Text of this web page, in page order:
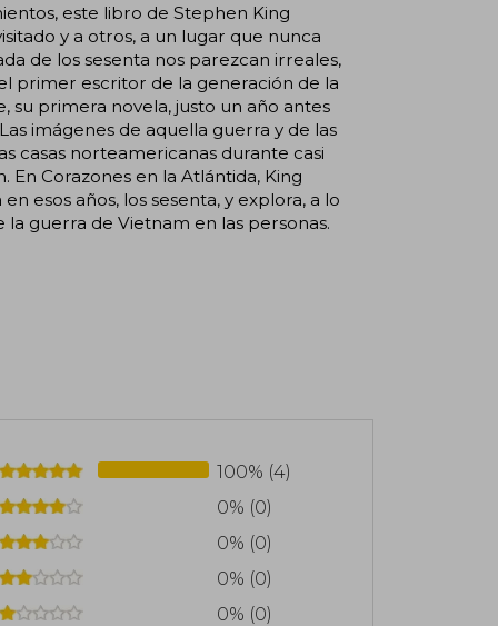
este libro de Stephen King
y a otros, a un lugar que nunca
de los sesenta nos parezcan irreales,
primer escritor de la generación de la
su primera novela, justo un año antes
imágenes de aquella guerra y de las
casas norteamericanas durante casi
Corazones en la Atlántida, King
esos años, los sesenta, y explora, a lo
guerra de Vietnam en las personas.
100% (4)
0% (0)
0% (0)
0% (0)
0% (0)